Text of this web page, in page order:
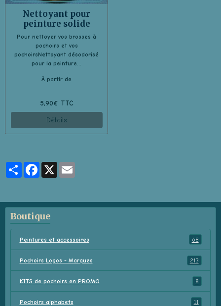
Nettoyant pour
peinture solide
Pour nettoyer vos brosses à
pochoirs et vos
pochoirsNettoyant désodorisé
pour la peinture...
À partir de
5,90€ TTC
Détails
PartagerFacebook
Boutique
Peintures et accessoires 68
Pochoirs Logos - Marques 213
KITS de pochoirs en PROMO 8
Pochoirs alphabets 11